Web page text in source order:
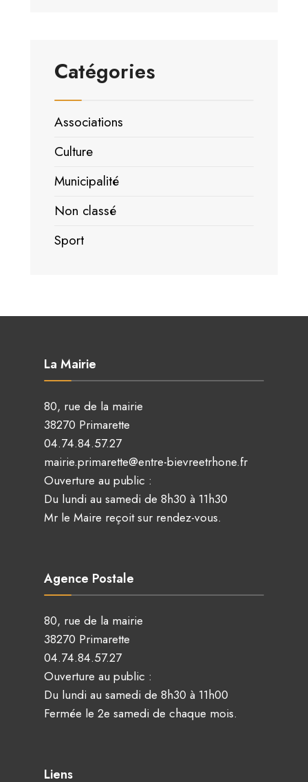
Catégories
Associations
Culture
Municipalité
Non classé
Sport
La Mairie
80, rue de la mairie
38270 Primarette
04.74.84.57.27
mairie.primarette@entre-bievreetrhone.fr
Ouverture au public :
Du lundi au samedi de 8h30 à 11h30
Mr le Maire reçoit sur rendez-vous.
Agence Postale
80, rue de la mairie
38270 Primarette
04.74.84.57.27
Ouverture au public :
Du lundi au samedi de 8h30 à 11h00
Fermée le 2e samedi de chaque mois.
Liens